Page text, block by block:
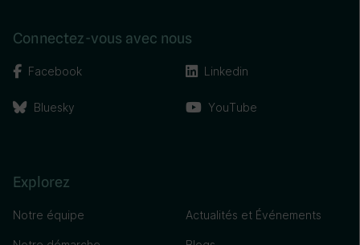
Connectez-vous avec nous
Facebook
Bluesky
Linkedin
YouTube
Explorez
Notre équipe Actualités et Événements